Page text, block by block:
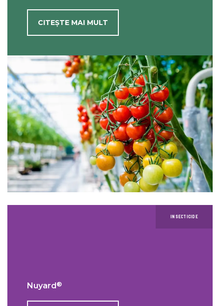
CITEȘTE MAI MULT
INSECTICIDE
Nuyard®